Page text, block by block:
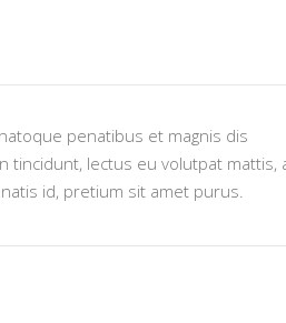
penatibus et magnis dis
tincidunt, lectus eu volutpat mattis,
id, pretium sit amet purus.